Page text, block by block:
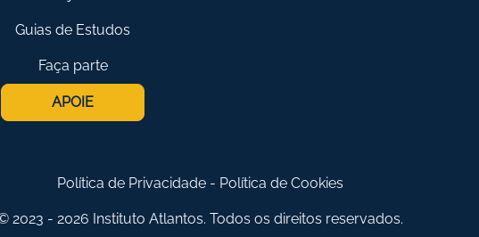
Guias de Estudos
Faça parte
APOIE
Política de Privacidade- Política de Cookies
2023 - 2026 Instituto Atlantos. Todos os direitos reservados.